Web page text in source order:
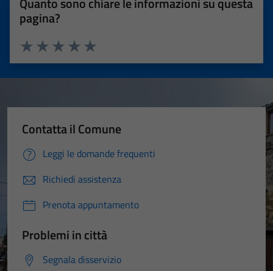
pagina?
Valuta 5 stelle su 5
Valuta 4 stelle su 5
Valuta 3 stelle su 5
Valuta 2 stelle su 5
Valuta 1 stelle su 5
Contatta il Comune
Leggi le domande frequenti
Richiedi assistenza
Prenota appuntamento
Problemi in città
Segnala disservizio